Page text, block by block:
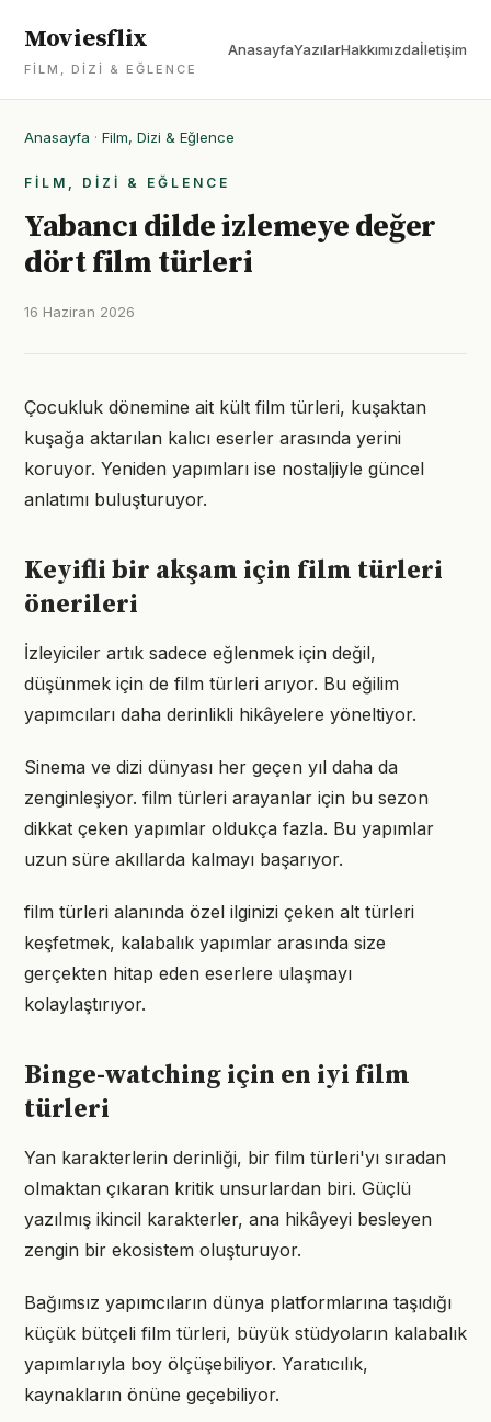
Moviesflix
FILM, DIZI & EĞLENCE
AnasayfaYazılarHakkımızdaİletişim
Anasayfa · Film, Dizi & Eğlence
FILM, DIZI & EĞLENCE
Yabancı dilde izlemeye değer
dört film türleri
16 Haziran 2026
Çocukluk dönemine ait kült film türleri, kuşaktan
kuşağa aktarılan kalıcı eserler arasında yerini
koruyor. Yeniden yapımları ise nostaljiyle güncel
anlatımı buluşturuyor.
Keyifli bir akşam için film türleri
önerileri
İzleyiciler artık sadece eğlenmek için değil,
düşünmek için de film türleri arıyor. Bu eğilim
yapımcıları daha derinlikli hikâyelere yöneltiyor.
Sinema ve dizi dünyası her geçen yıl daha da
zenginleşiyor. film türleri arayanlar için bu sezon
dikkat çeken yapımlar oldukça fazla. Bu yapımlar
uzun süre akıllarda kalmayı başarıyor.
film türleri alanında özel ilginizi çeken alt türleri
keşfetmek, kalabalık yapımlar arasında size
gerçekten hitap eden eserlere ulaşmayı
kolaylaştırıyor.
Binge-watching için en iyi film
türleri
Yan karakterlerin derinliği, bir film türleri'yı sıradan
olmaktan çıkaran kritik unsurlardan biri. Güçlü
yazılmış ikincil karakterler, ana hikâyeyi besleyen
zengin bir ekosistem oluşturuyor.
Bağımsız yapımcıların dünya platformlarına taşıdığı
küçük bütçeli film türleri, büyük stüdyoların kalabalık
yapımlarıyla boy ölçüşebiliyor. Yaratıcılık,
kaynakların önüne geçebiliyor.